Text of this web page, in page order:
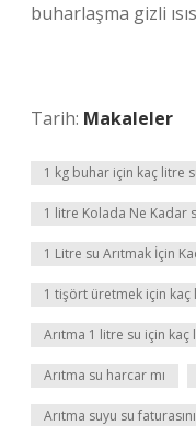
buharlaşma gizli
Tarih: Makaleler
1 kg buhar için kaç litre
1 litre Kolada Ne Kadar
1 Litre su Arıtmak İçin
1 tişört üretmek için kaç
Arıtma 1 litre su için kaç
Arıtma su harcar mı
Arıtma suyu su